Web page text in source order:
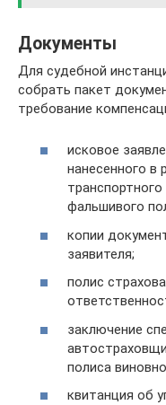
Документы
Для судебной
собрать пакет
требование
исковое
нанесенного в
фальшивого
копии
заявителя;
полис
заключение
полиса
квитанция об